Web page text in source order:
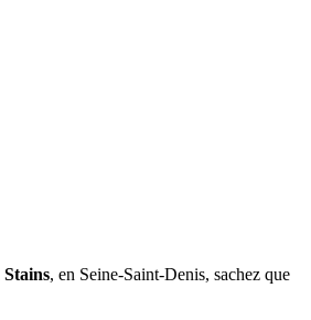
Stains, en Seine-Saint-Denis, sachez que